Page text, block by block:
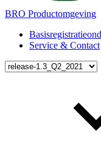
BRO Productomgeving
Service & Contact